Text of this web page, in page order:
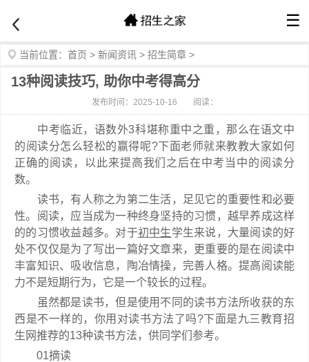
☰
当前位置： 首页 > 新闻资讯 > 招生简章 >
13种阅读技巧, 助你中考得高分
发布时间：2025-10-16 阅读：
中考临近，语数外3科堪称重中之重，那么在语文中
的阅读分怎么轻松的赢得呢?下面老师就来教教大家如何
正确的阅读，以此来提高我们之后在中考当中的阅读分
数。
读书，有人称之为第二生活，足见它的重要性和必要
性。阅读，应当成为一种终身坚持的习惯，越早养成这样
的的习惯收益越多。对于初中生学生来说，大量阅读的好
处不仅仅是为了写出一篇好文章来，更重要的是在阅读中
丰富知识、吸收信息，陶冶情操，完善人格。提高阅读能
力不是短期行为，它是一个较长的过程。
虽然都是读书，但是使用不同的读书方法所收获的东
西是不一样的，你用对读书方法了吗?下面是九三教育招
生网推荐的13种读书方法，供同学们参考。
01摘读